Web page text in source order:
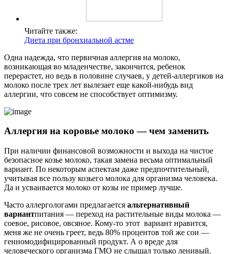
Читайте также:
Диета при бронхиальной астме
Одна надежда, что первичная аллергия на молоко,
возникающая во младенчестве, закончится, ребенок
перерастет, но ведь в половине случаев, у детей-аллергиков на
молоко после трех лет вылезает еще какой-нибудь вид
аллергии, что совсем не способствует оптимизму.
Аллергия на коровье молоко — чем заменить
При наличии финансовой возможности и выхода на чистое
безопасное козье молоко, такая замена весьма оптимальный
вариант. По некоторым аспектам даже предпочтительный,
учитывая все пользу козьего молока для организма человека.
Да и усваивается молоко от козы не пример лучше.
Часто аллергологами предлагается альтернативный
вариантпитания — переход на растительные виды молока —
соевое, рисовое, овсяное. Кому-то этот вариант нравится,
меня же не очень греет, ведь 80% процентов той же сои —
генномодифицированный продукт. А о вреде для
человеческого организма ГМО не слышал только ленивый.